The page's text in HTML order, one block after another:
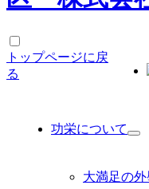
功栄について
サ
ニ
大満足の
トップページに戻
る